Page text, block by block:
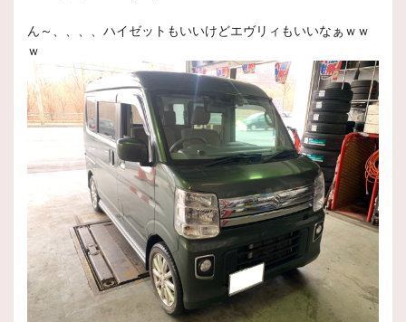
ん～、、、、ハイゼットもいいけどエヴリィもいいなぁｗｗ
ｗ